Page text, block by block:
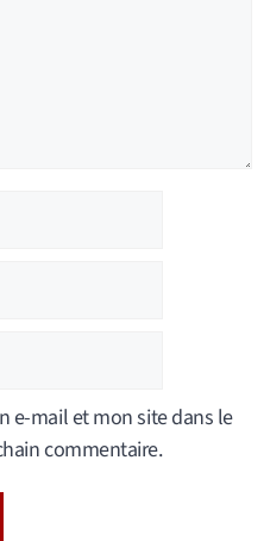
e-mail et mon site dans le
commentaire.